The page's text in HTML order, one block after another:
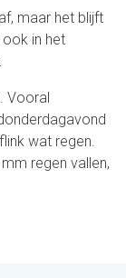
maar het blijft
in het
Vooral
wat regen.
regen vallen,